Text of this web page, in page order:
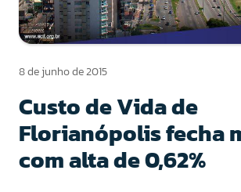
8 de junho de 2015
Custo de Vida de
Florianópolis fecha
com alta de 0,62%